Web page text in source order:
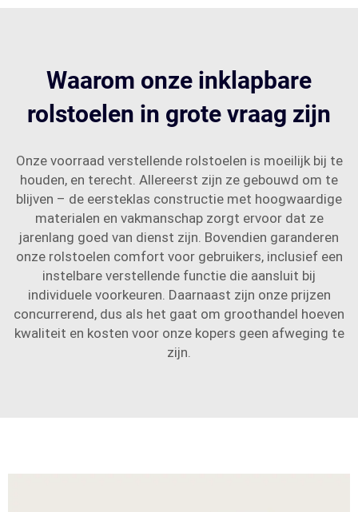
Waarom onze inklapbare
rolstoelen in grote vraag zijn
Onze voorraad verstellende rolstoelen is moeilijk bij te
houden, en terecht. Allereerst zijn ze gebouwd om te
blijven – de eersteklas constructie met hoogwaardige
materialen en vakmanschap zorgt ervoor dat ze
jarenlang goed van dienst zijn. Bovendien garanderen
onze rolstoelen comfort voor gebruikers, inclusief een
instelbare verstellende functie die aansluit bij
individuele voorkeuren. Daarnaast zijn onze prijzen
concurrerend, dus als het gaat om groothandel hoeven
kwaliteit en kosten voor onze kopers geen afweging te
zijn.